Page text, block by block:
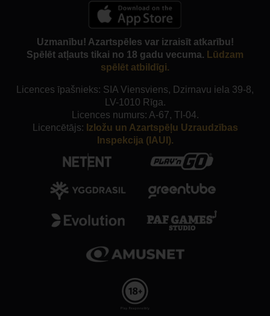
Uzmanību! Azartspēles var izraisīt atkarību!
Spēlēt atļauts tikai no 18 gadu vecuma. Lūdzam
spēlēt atbildīgi.
Licences īpašnieks: SIA Viensviens, Dzirnavu iela 39-8,
LV-1010 Rīga.
Licences numurs: A-67, TI-04.
Licencētājs: Izložu un Azartspēļu Uzraudzības
Inspekcija (IAUI).